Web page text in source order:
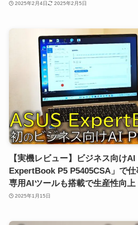
2025年2月4日 2025年2月5日
【実機レビュー】ビジネス向け
ExpertBook P5 P5405CSA」で仕
専用AIツールも搭載で生産性向上
2025年1月15日